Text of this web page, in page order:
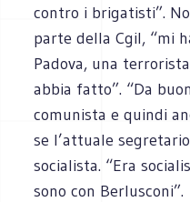
contro i brigatisti”.
parte della Cgil, “mi
Padova, una
abbia fatto”. “Da
comunista e quindi
se l’attuale
socialista. “Era
sono con Berlusconi”.